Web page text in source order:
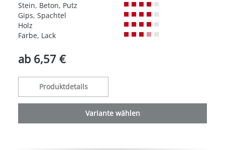
Stein, Beton, Putz
Gips, Spachtel
Holz
Farbe, Lack
ab 6,57 €
Produktdetails
Variante wählen